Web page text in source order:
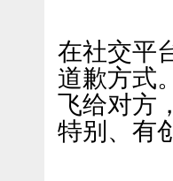
在社交平
道歉方式
飞给对方
特别、有